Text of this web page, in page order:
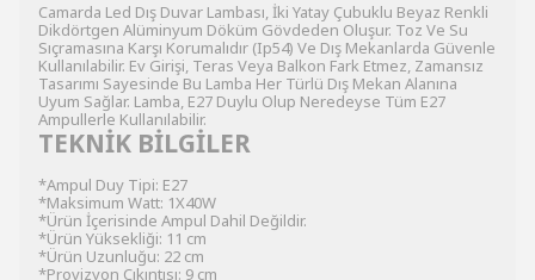
Camarda Led Dış Duvar Lambası, İki Yatay Çubuklu Beyaz Renkli
Dikdörtgen Alüminyum Döküm Gövdeden Oluşur. Toz Ve Su
Sıçramasına Karşı Korumalıdır (Ip54) Ve Dış Mekanlarda Güvenle
Kullanılabilir. Ev Girişi, Teras Veya Balkon Fark Etmez, Zamansız
Tasarımı Sayesinde Bu Lamba Her Türlü Dış Mekan Alanına
Uyum Sağlar. Lamba, E27 Duylu Olup Neredeyse Tüm E27
Ampullerle Kullanılabilir.
TEKNİK BİLGİLER
*Ampul Duy Tipi: E27
*Maksimum Watt: 1X40W
*Ürün İçerisinde Ampul Dahil Değildir.
*Ürün Yüksekliği: 11 cm
*Ürün Uzunluğu: 22 cm
*Provizyon Çıkıntısı: 9 cm